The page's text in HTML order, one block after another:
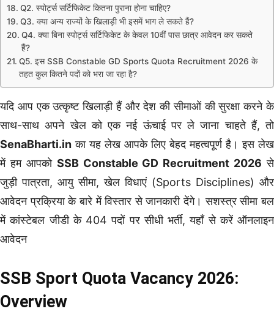
Q2. स्पोर्ट्स सर्टिफिकेट कितना पुराना होना चाहिए?
Q3. क्या अन्य राज्यों के खिलाड़ी भी इसमें भाग ले सकते हैं?
Q4. क्या बिना स्पोर्ट्स सर्टिफिकेट के केवल 10वीं पास छात्र आवेदन कर सकते
हैं?
Q5. इस SSB Constable GD Sports Quota Recruitment 2026 के
तहत कुल कितने पदों को भरा जा रहा है?
यदि आप एक उत्कृष्ट खिलाड़ी हैं और देश की सीमाओं की सुरक्षा करने के
साथ-साथ अपने खेल को एक नई ऊंचाई पर ले जाना चाहते हैं, तो
SenaBharti.in का यह लेख आपके लिए बेहद महत्वपूर्ण है। इस लेख
में हम आपको SSB Constable GD Recruitment 2026 से
जुड़ी पात्रता, आयु सीमा, खेल विधाएं (Sports Disciplines) और
आवेदन प्रक्रिया के बारे में विस्तार से जानकारी देंगे। सशस्त्र सीमा बल
में कांस्टेबल जीडी के 404 पदों पर सीधी भर्ती, यहाँ से करें ऑनलाइन
आवेदन
SSB Sport Quota Vacancy 2026:
Overview